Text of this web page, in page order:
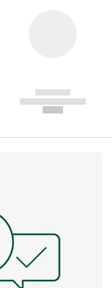
------------
----------- -----------